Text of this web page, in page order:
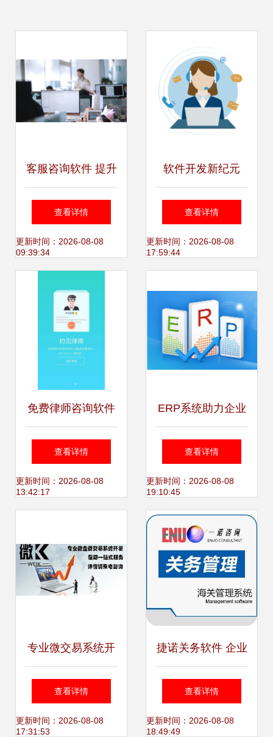
客服咨询软件 提升
沟通效率的全方位
指南与下载指引
查看详情
更新时间：2026-08-08
09:39:34
软件开发新纪元
APP与小程序开发
全解析及专业软件
查看详情
更新时间：2026-08-08
17:59:44
免费律师咨询软件
数字化时代的法律
助手
查看详情
更新时间：2026-08-08
13:42:17
ERP系统助力企业
转型 瑞峰盈企业管
理咨询的专业软件
解决方案
查看详情
更新时间：2026-08-08
19:10:45
专业微交易系统开
发公司,游戏版微交
易软件开发哪家好
查看详情
更新时间：2026-08-08
17:31:53
捷诺关务软件 企业
通关数字化的专业
咨询指南
查看详情
更新时间：2026-08-08
18:49:49